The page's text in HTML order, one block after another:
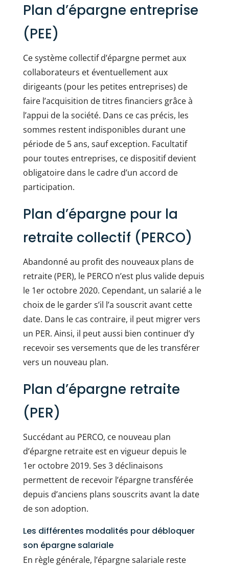
Plan d’épargne entreprise
(PEE)
Ce système collectif d’épargne permet aux
collaborateurs et éventuellement aux
dirigeants (pour les petites entreprises) de
faire l’acquisition de titres financiers grâce à
l’appui de la société. Dans ce cas précis, les
sommes restent indisponibles durant une
période de 5 ans, sauf exception. Facultatif
pour toutes entreprises, ce dispositif devient
obligatoire dans le cadre d’un accord de
participation.
Plan d’épargne pour la
retraite collectif (PERCO)
Abandonné au profit des nouveaux plans de
retraite (PER), le PERCO n’est plus valide depuis
le 1er octobre 2020. Cependant, un salarié a le
choix de le garder s’il l’a souscrit avant cette
date. Dans le cas contraire, il peut migrer vers
un PER. Ainsi, il peut aussi bien continuer d’y
recevoir ses versements que de les transférer
vers un nouveau plan.
Plan d’épargne retraite
(PER)
Succédant au PERCO, ce nouveau plan
d’épargne retraite est en vigueur depuis le
1er octobre 2019. Ses 3 déclinaisons
permettent de recevoir l’épargne transférée
depuis d’anciens plans souscrits avant la date
de son adoption.
Les différentes modalités pour débloquer
son épargne salariale
En règle générale, l’épargne salariale reste